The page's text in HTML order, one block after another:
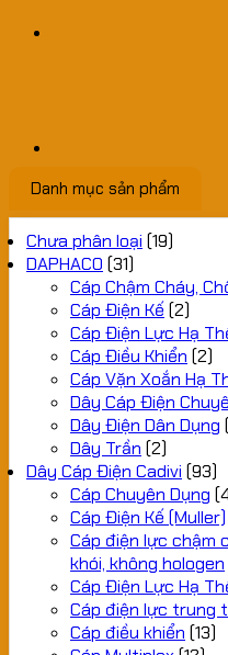
Danh mục sản phẩm
Chưa phân loại (19)
DAPHACO (31)
Cáp Chậm Cháy,
Cáp Điện Kế (2)
Cáp Điện Lực Hạ
Cáp Điều Khiển (2)
Cáp Vặn Xoắn Hạ
Dây Cáp Điện
Dây Điện Dân Dụng
Dây Trần (2)
Dây Cáp Điện Cadivi (93)
Cáp Chuyên Dụng
Cáp Điện Kế (Muller)
Cáp điện lực chậm
khói, không hologen
Cáp Điện Lực Hạ
Cáp điện lực trung
Cáp điều khiển (13)